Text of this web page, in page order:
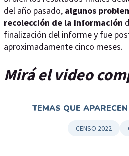
del año pasado, algunos
recolección de la información
finalización del informe y fue
aproximadamente cinco meses.
Mirá el video
TEMAS QUE
CENSO 2022